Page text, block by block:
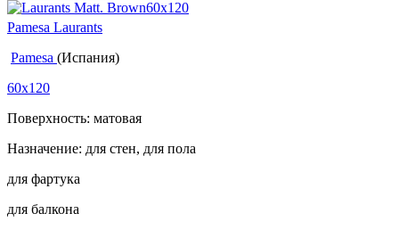
Pamesa Laurants
Pamesa (Испания)
60x120
Поверхность: матовая
Назначение: для стен, для пола
для фартука
для балкона